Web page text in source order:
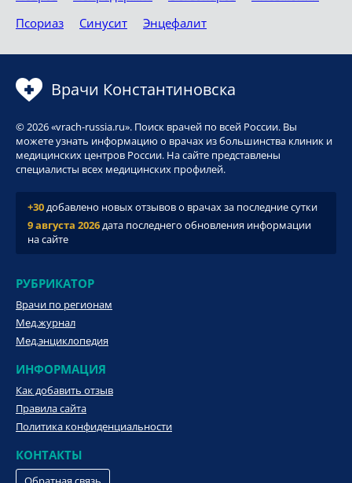
Псориаз
Синусит Энцефалит
Врачи Константиновска
© 2026 «vrach-russia.ru». Поиск врачей по всей России. Вы
можете узнать информацию о врачах из большинства клиник и
медицинских центров России. На сайте представлены
специалисты всех медицинских профилей.
+30добавлено новых отзывов о врачах за последние сутки
9 августа 2026дата последнего обновления информации
на сайте
РУБРИКАТОР
Врачи по регионам
Мед.журнал
Мед.энциклопедия
ИНФОРМАЦИЯ
Как добавить отзыв
Правила сайта
Политика конфиденциальности
КОНТАКТЫ